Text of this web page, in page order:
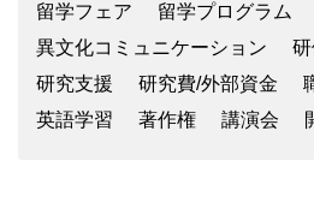
留学フェア
留学プログラム
異文化コミュニケーション
研究支援
研究費/外部資金
英語学習
著作権 講演会